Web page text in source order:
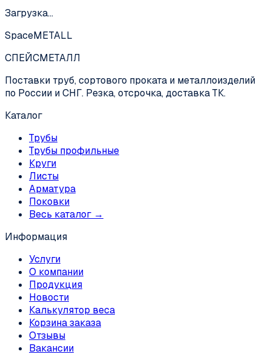
Загрузка…
SpaceMETALL
СПЕЙСМЕТАЛЛ
Поставки труб, сортового проката и металлоизделий
по России и СНГ. Резка, отсрочка, доставка ТК.
Каталог
Трубы
Трубы профильные
Круги
Листы
Арматура
Поковки
Весь каталог →
Информация
Услуги
О компании
Продукция
Новости
Калькулятор веса
Корзина заказа
Отзывы
Вакансии